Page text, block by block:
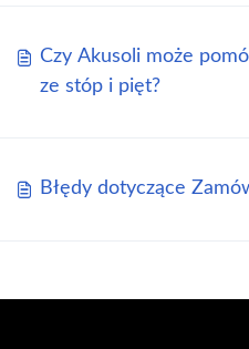
Czy Akusoli może
ze stóp i pięt?
Błędy dotyczące